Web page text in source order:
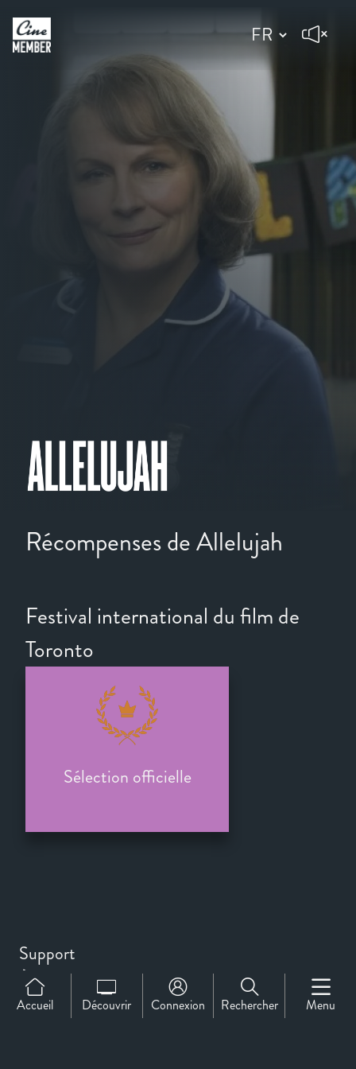
Récompenses de Allelujah
Festival international du film de
Toronto
Sélection officielle
Accueil Découvrir Connexion Rechercher Menu
Support
À propos de nous
Contact